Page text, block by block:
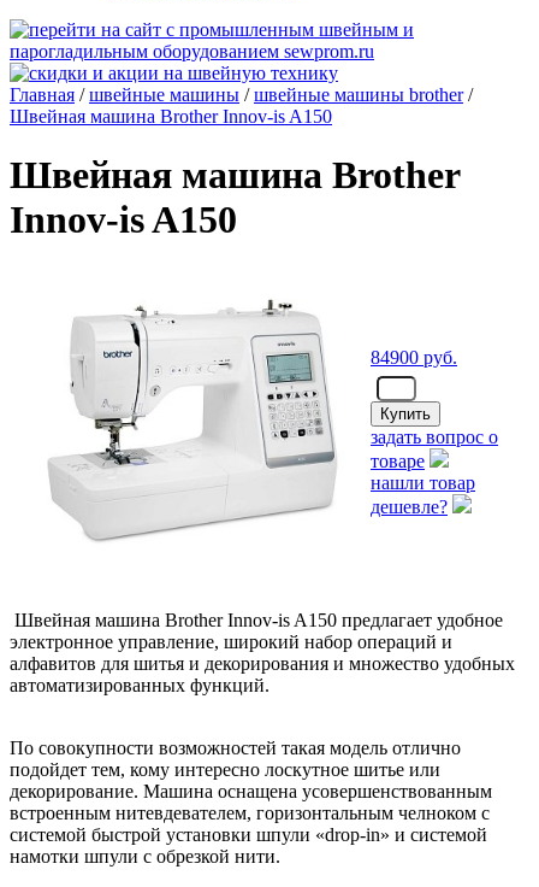
Главная /швейные машины /швейные машины brother/
Швейная машина Brother Innov-is A150
Швейная машина Brother
Innov-is A150
84900 руб.
задать вопрос о
товаре
нашли товар
дешевле?
Швейная машина Brother Innov-is A150 предлагает удобное
электронное управление, широкий набор операций и
алфавитов для шитья и декорирования и множество удобных
автоматизированных функций.
По совокупности возможностей такая модель отлично
подойдет тем, кому интересно лоскутное шитье или
декорирование. Машина оснащена усовершенствованным
встроенным нитевдевателем, горизонтальным челноком с
системой быстрой установки шпули «drop-in» и системой
намотки шпули с обрезкой нити.